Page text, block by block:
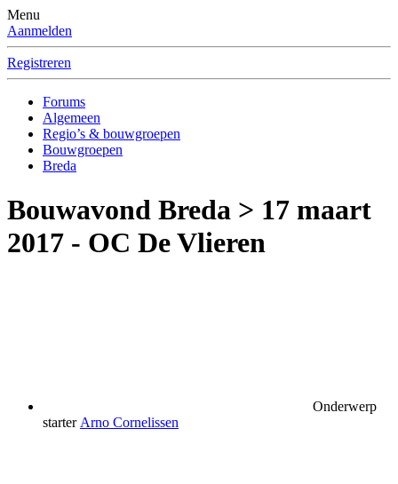
Menu
Aanmelden
Registreren
Forums
Algemeen
Regio’s & bouwgroepen
Bouwgroepen
Breda
Bouwavond Breda > 17 maart
2017 - OC De Vlieren
Onderwerp
starter Arno Cornelissen